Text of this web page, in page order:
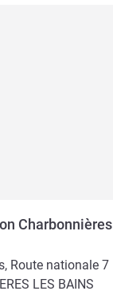
Charbonnières
Route nationale 7
LES BAINS